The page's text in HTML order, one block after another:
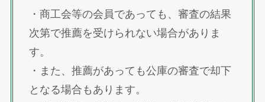
・商工会等の会員であっても、審査の結果
次第で推薦を受けられない場合がありま
す。
・また、推薦があっても公庫の審査で却下
となる場合もあります。